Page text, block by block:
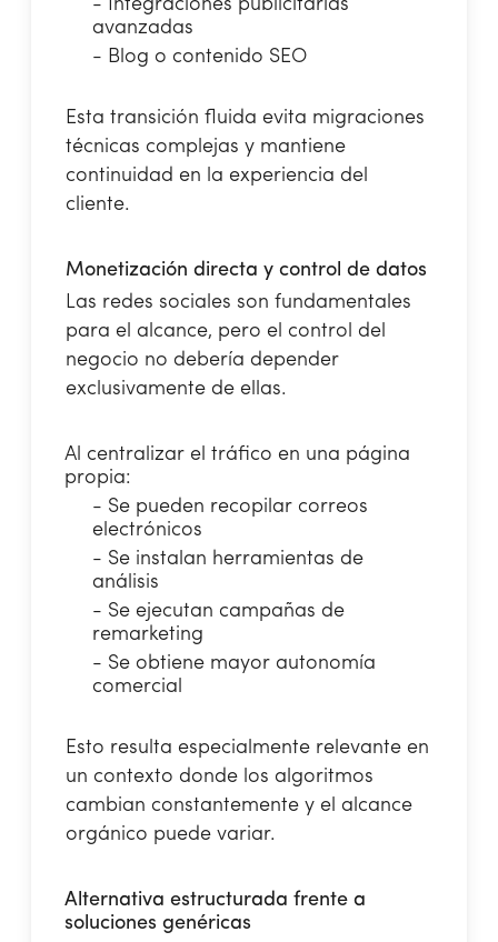
- Integraciones publicitarias
avanzadas
- Blog o contenido SEO
Esta transición fluida evita migraciones
técnicas complejas y mantiene
continuidad en la experiencia del
cliente.
Monetización directa y control de datos
Las redes sociales son fundamentales
para el alcance, pero el control del
negocio no debería depender
exclusivamente de ellas.
Al centralizar el tráfico en una página
propia:
- Se pueden recopilar correos
electrónicos
- Se instalan herramientas de
análisis
- Se ejecutan campañas de
remarketing
- Se obtiene mayor autonomía
comercial
Esto resulta especialmente relevante en
un contexto donde los algoritmos
cambian constantemente y el alcance
orgánico puede variar.
Alternativa estructurada frente a
soluciones genéricas